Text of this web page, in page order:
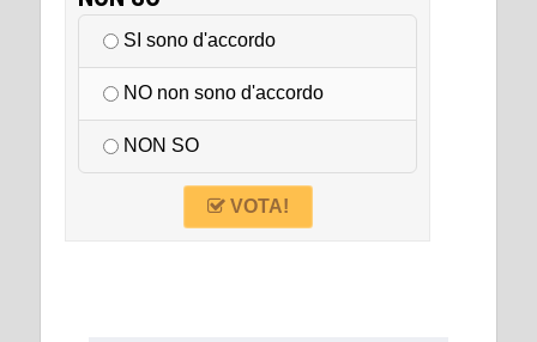
SI sono d'accordo
NO non sono d'accordo
NON SO
VOTA!